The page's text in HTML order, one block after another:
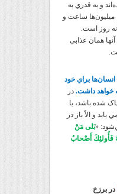
و به قدري به
ميليون‌ها ساعت و
روز است.
همان عذابي
براي خود
خواهد داشت. در
شده باشد، يا
و الاً باز در
«بَلى‏ مَنْ
فَأُولئِكَ أَصْحابُ
در برزخ